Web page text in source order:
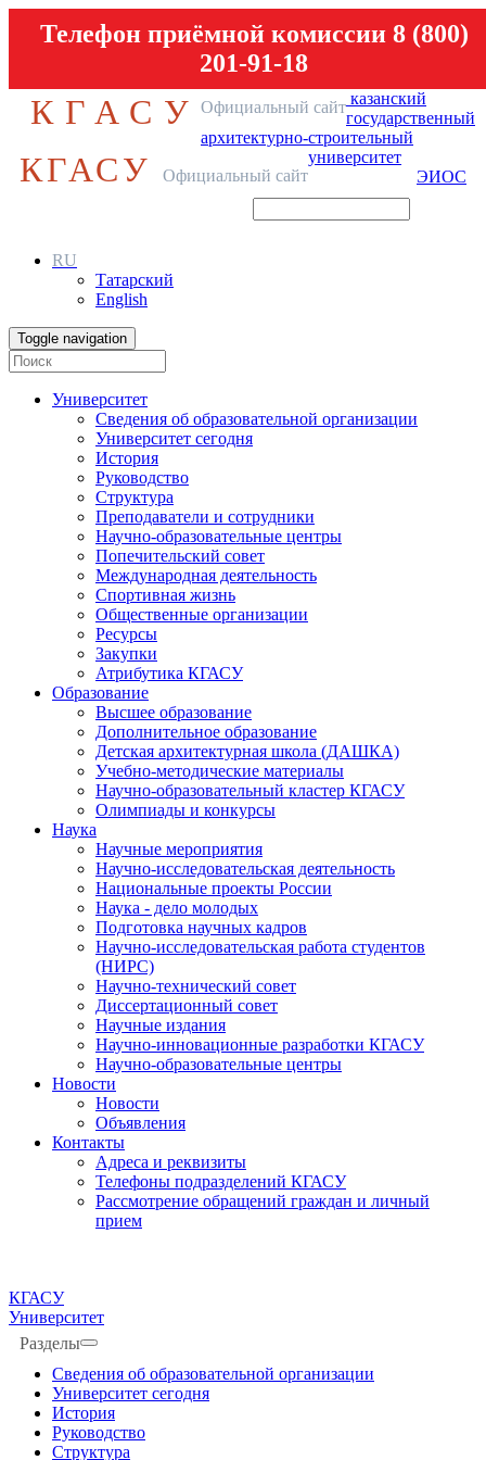
Телефон приёмной комиссии 8 (800)
201-91-18
КГАСУ Официальный сайт казанский
государственный
архитектурно-строительный
университет
КГАСУ Официальный сайт ЭИОС
RU
Татарский
English
Toggle navigation
Университет
Сведения об образовательной организации
Университет сегодня
История
Руководство
Структура
Преподаватели и сотрудники
Научно-образовательные центры
Попечительский совет
Международная деятельность
Спортивная жизнь
Общественные организации
Ресурсы
Закупки
Атрибутика КГАСУ
Образование
Высшее образование
Дополнительное образование
Детская архитектурная школа (ДАШКА)
Учебно-методические материалы
Научно-образовательный кластер КГАСУ
Олимпиады и конкурсы
Наука
Научные мероприятия
Научно-исследовательская деятельность
Национальные проекты России
Наука - дело молодых
Подготовка научных кадров
Научно-исследовательская работа студентов
(НИРС)
Научно-технический совет
Диссертационный совет
Научные издания
Научно-инновационные разработки КГАСУ
Научно-образовательные центры
Новости
Новости
Объявления
Контакты
Адреса и реквизиты
Телефоны подразделений КГАСУ
Рассмотрение обращений граждан и личный
прием
КГАСУ
Университет
Разделы
Сведения об образовательной организации
Университет сегодня
История
Руководство
Структура